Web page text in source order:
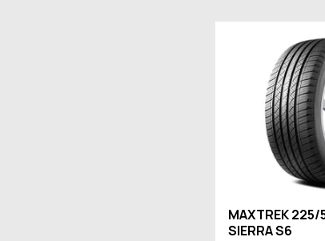
MAXTREK 225/
SIERRA S6